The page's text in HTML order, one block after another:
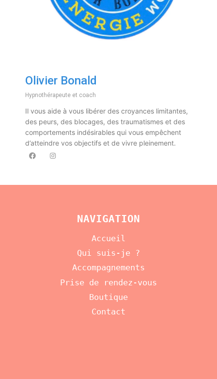
Olivier Bonald
Hypnothérapeute et coach
Il vous aide à vous libérer des croyances limitantes,
des peurs, des blocages, des traumatismes et des
comportements indésirables qui vous empêchent
d’atteindre vos objectifs et de vivre pleinement.
NAVIGATION
Accueil
Qui suis-je ?
Accompagnements
Prise de rendez-vous
Boutique
Contact